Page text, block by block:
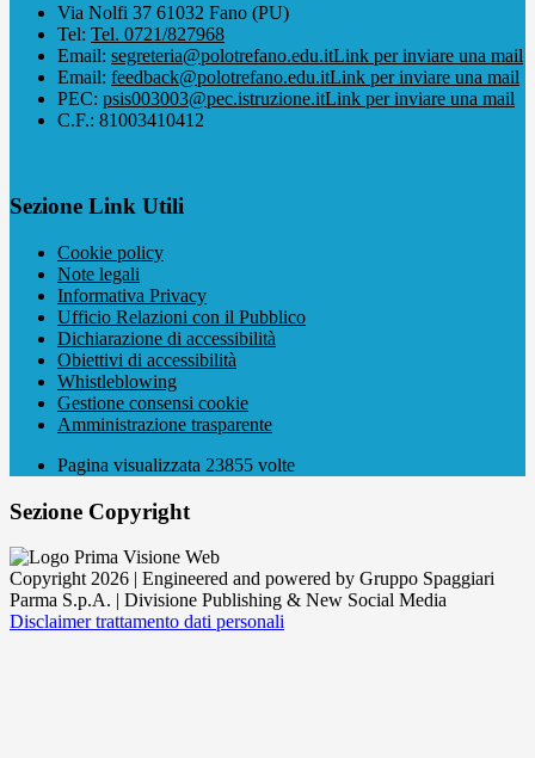
Via Nolfi 37 61032 Fano (PU)
Tel: Tel. 0721/827968
Email: segreteria@polotrefano.e​du.itLink per inviare una mail
Email: feedback@polotrefano.edu.itLink per inviare una mail
PEC: psis003003@pec.istruzione.itLink per inviare una mail
C.F.: 81003410412
Sezione Link Utili
Cookie policy
Note legali
Informativa Privacy
Ufficio Relazioni con il Pubblico
Dichiarazione di accessibilità
Obiettivi di accessibilità
Whistleblowing
Gestione consensi cookie
Amministrazione trasparente
Pagina visualizzata 23855 volte
Sezione Copyright
Copyright 2026 | Engineered and powered by Gruppo Spaggiari
Parma S.p.A. | Divisione Publishing & New Social Media
Disclaimer trattamento dati personali